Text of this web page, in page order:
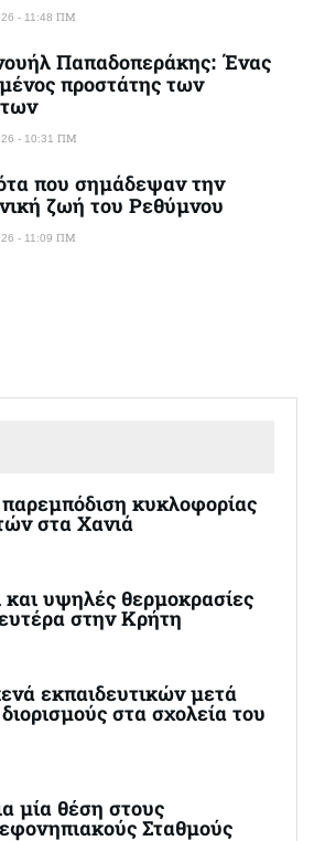
- 11:48 ΠΜ
Παπαδοπεράκης: Ένας
προστάτης των
- 10:31 ΠΜ
που σημάδεψαν την
ζωή του Ρεθύμνου
- 11:09 ΠΜ
κυκλοφορίας
στα Χανιά
και υψηλές θερμοκρασίες
στην Κρήτη
εκπαιδευτικών μετά
στα σχολεία του
μία θέση στους
Σταθμούς